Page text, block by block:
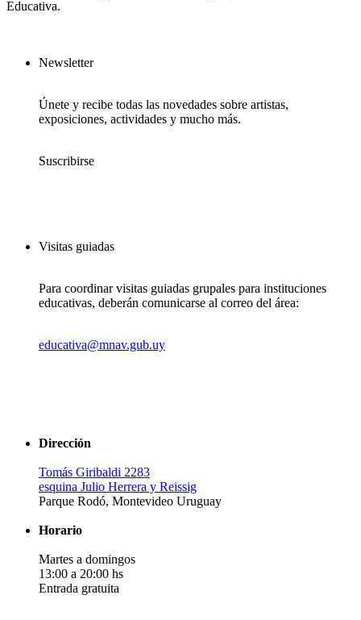
Educativa.
Newsletter
Únete y recibe todas las novedades sobre artistas,
exposiciones, actividades y mucho más.
Suscribirse
Visitas guiadas
Para coordinar visitas guiadas grupales para instituciones
educativas, deberán comunicarse al correo del área:
educativa@mnav.gub.uy
Dirección
Tomás Giribaldi 2283
esquina Julio Herrera y Reissig
Parque Rodó, Montevideo Uruguay
Horario
Martes a domingos
13:00 a 20:00 hs
Entrada gratuita